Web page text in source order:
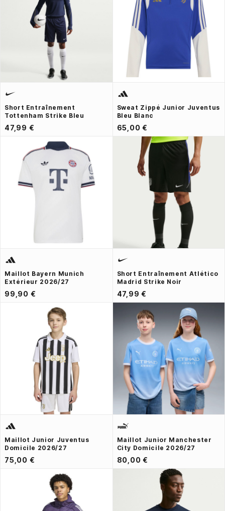
Short Entraînement
Tottenham Strike Bleu
47,99 €
Sweat Zippé Junior Juventus
Bleu Blanc
65,00 €
Maillot Bayern Munich
Extérieur 2026/27
99,90 €
Short Entraînement Atlético
Madrid Strike Noir
47,99 €
Maillot Junior Juventus
Domicile 2026/27
75,00 €
Maillot Junior Manchester
City Domicile 2026/27
80,00 €